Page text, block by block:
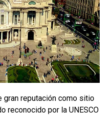
gran reputación como sitio
reconocido por la UNESCO